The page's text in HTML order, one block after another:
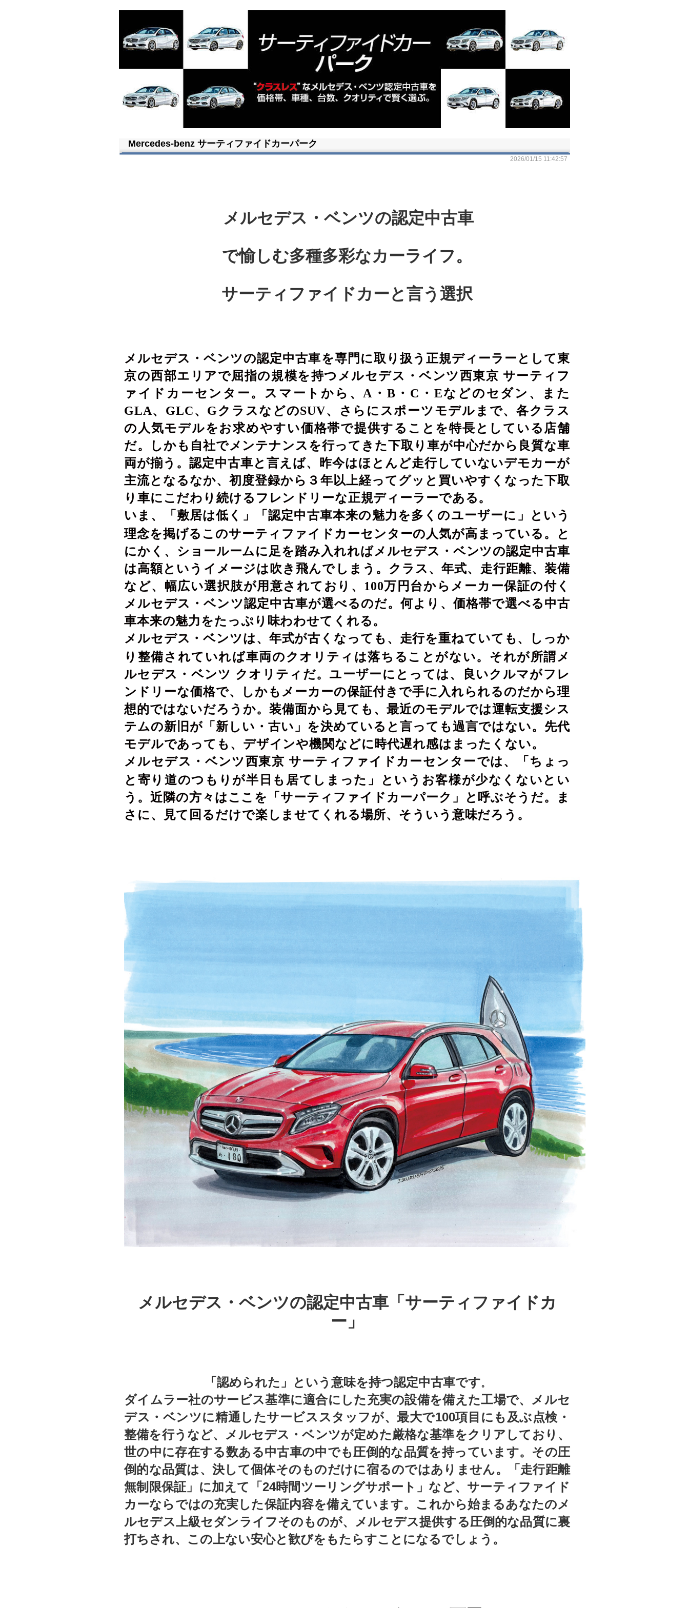
Mercedes-benz サーティファイドカーパーク
2026/01/15 11:42:57
メルセデス・ベンツの認定中古車
で愉しむ多種多彩なカーライフ。
サーティファイドカーと言う選択
メルセデス・ベンツの認定中古車を専門に取り扱う正規ディーラーとして東
京の西部エリアで屈指の規模を持つメルセデス・ベンツ西東京 サーティフ
ァイドカーセンター。スマートから 、 A ・ B ・ C ・ Eなどのセダン、また
GLA、 GLC、 GクラスなどのSUV、さらにスポーツモデル まで、各クラス
の人気モデルをお求めやすい価格帯で提供することを特長としている店舗
だ。しかも自社でメンテナンスを行ってきた下取り車が中心だから良質な車
両が揃う。認定中古車と言えば、昨今はほとんど走行していないデモカーが
主流となるなか、初度登録から ３ 年以上経ってグッと買いやすくなった下取
り車にこだわり続けるフレンドリーな正規ディーラーである。
いま、「敷居は低く」「認定中古車本来の魅力を多くのユーザーに」という
理念を掲げるこのサーティファイドカーセンターの人気が高まっている。と
にかく、ショールームに足を踏み入れればメルセデス・ベンツの認定中古車
は高額というイメージは吹き飛んでしまう。クラス、年式、走行距離、装備
など、幅広い選択肢が用意されており、 100万円台からメーカー保証の付く
メルセデス・ベンツ認定中古車が選べるのだ。何より、価格帯で選べる中古
車本来の魅力をたっぷり味わわせてくれる。
メルセデス・ベンツは、年式が古くなっても、走行を重ねていても、しっか
り整備されていれば車両のクオリティは落ちることがない。それが所謂メ
ルセデス・ベンツ クオリティだ。ユーザーにとっては、良いクルマがフレ
ンドリーな価格で、しかもメーカーの保証付きで手に入れられるのだから理
想的ではないだろうか。装備面から見ても、最近のモデルでは運転支援シス
テムの新旧が「新しい・古い」を決めていると言っても過言ではない。先代
モデルであっても、デザインや機関などに時代遅れ感はまったくない。
メルセデス・ベンツ西東京 サーティファイドカーセンターでは、「ちょっ
と 寄り道のつもりが半日も居てしまった」というお客様が少なくないとい
う。近隣の方々はここを「 サーティファイドカーパーク」と呼ぶそうだ。ま
さに、見て回るだけで楽しませてくれる場所、そういう意味だろう。
メルセデス・ベンツの認定中古車「サーティファイドカ
ー」
「認められた」という意味を持つ認定中古車です。
ダイムラー社のサービス基準に適合にした充実の設備を備えた工場で、メルセ
デス・ベンツに精通したサービススタッフが、最大で100項目にも及ぶ点検・
整備を行うなど、メルセデス・ベンツが定めた厳格な基準をクリアしており、
世の中に存在する数ある中古車の中でも圧倒的な品質を持っています。その圧
倒的な品質は、決して個体そのものだけに宿るのではありません。「走行距離
無制限保証」に加えて「24時間ツーリングサポート」など、サーティファイド
カーならではの充実した保証内容を備えています。これから始まるあなたのメ
ルセデス上級セダンライフそのものが、メルセデス提供する圧倒的な品質に裏
打ちされ、この上ない安心と歓びをもたらすことになるでしょう。